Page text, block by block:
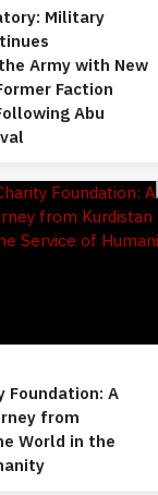
Military
Army with New
Faction
Abu
Foundation: A
from
World in the